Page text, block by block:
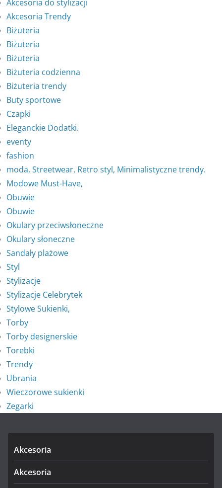
Akcesoria do stylizacji
Akcesoria Trendy
Biżuteria
Biżuteria
Biżuteria
Biżuteria codzienna
Biżuteria trendy
Buty sportowe
Czapki
Eleganckie Dodatki.
eventy
fashion
moda, Streetwear, Retro styl, Minimalistyczne trendy.
Modowe Must-Have,
Obuwie
Obuwie
Okulary przeciwsłoneczne
Okulary słoneczne
Sandały plażowe
Styl
Stylizacje
Stylizacje Celebrytek
Stylowe Sukienki,
Torby
Torby designerskie
Torebki
Trendy
Ubrania
Wieczorowe sukienki
Zegarki
Akcesoria
Akcesoria